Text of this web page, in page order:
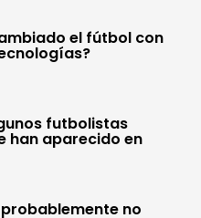
el fútbol con
futbolistas
han aparecido en
no